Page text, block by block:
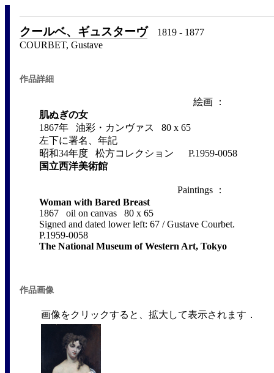
クールベ、ギュスターヴ 1819 - 1877
COURBET, Gustave
作品詳細
絵画 ：
肌ぬぎの女
1867年 油彩・カンヴァス 80 x 65
左下に署名、年記
昭和34年度 松方コレクション P.1959-0058
国立西洋美術館
Paintings ：
Woman with Bared Breast
1867 oil on canvas 80 x 65
Signed and dated lower left: 67 / Gustave Courbet.
P.1959-0058
The National Museum of Western Art, Tokyo
作品画像
画像をクリックすると、拡大して表示されます．